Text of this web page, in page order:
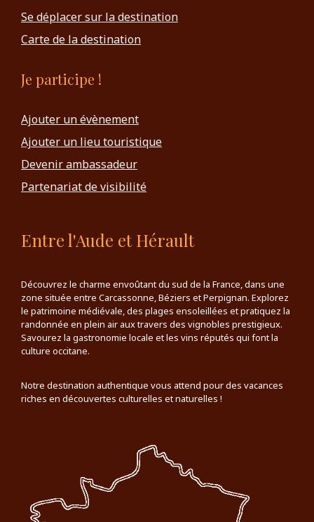
Se déplacer sur la destination
Carte de la destination
Je participe !
Ajouter un évènement
Ajouter un lieu touristique
Devenir ambassadeur
Partenariat de visibilité
Entre l'Aude et Hérault
Découvrez le charme envoûtant du sud de la France, dans une
zone située entre Carcassonne, Béziers et Perpignan. Explorez
le patrimoine médiévale, des plages ensoleillées et pratiquez la
randonnée en plein air aux travers des vignobles prestigieux.
Savourez la gastronomie locale et les vins réputés qui font la
culture occitane.
Notre destination authentique vous attend pour des vacances
riches en découvertes culturelles et naturelles !